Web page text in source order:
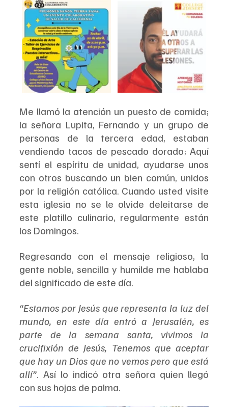
Me llamó la atención un puesto de comida;
la señora Lupita, Fernando y un grupo de
personas de la tercera edad, estaban
vendiendo tacos de pescado dorado; Aquí
sentí el espíritu de unidad, ayudarse unos
con otros buscando un bien común, unidos
por la religión católica. Cuando usted visite
esta iglesia no se le olvide deleitarse de
este platillo culinario, regularmente están
los Domingos.
Regresando con el mensaje religioso, la
gente noble, sencilla y humilde me hablaba
del significado de este día.
“Estamos por Jesús que representa la luz del
mundo, en este día entró a Jerusalén, es
parte de la semana santa, vivimos la
crucifixión de Jesús, Tenemos que aceptar
que hay un Dios que no vemos pero que está
allí”. Así lo indicó otra señora quien llegó
con sus hojas de palma.